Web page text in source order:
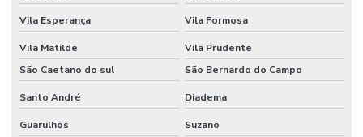
Vila Esperança Vila Formosa
Vila Matilde
Vila Prudente
São Caetano do sul
São Bernardo do Campo
Santo André Diadema
Guarulhos Suzano